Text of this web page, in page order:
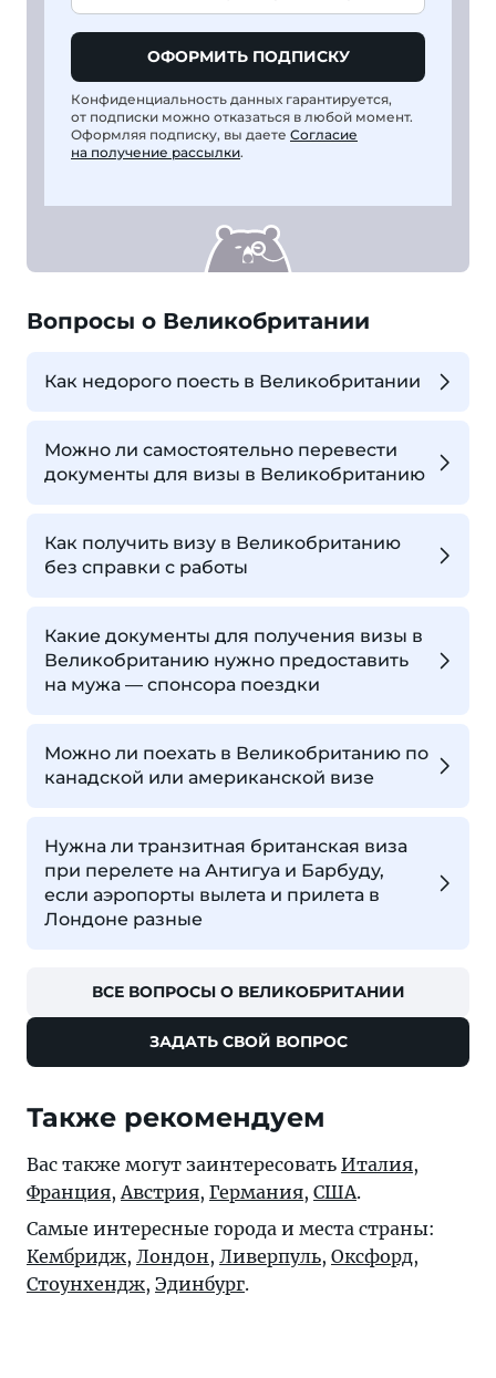
ОФОРМИТЬ ПОДПИСКУ
Конфиденциальность данных гарантируется,
от подписки можно отказаться в любой момент.
Оформляя подписку, вы даете Согласие
на получение рассылки.
Вопросы о Великобритании
Как недорого поесть в Великобритании
Можно ли самостоятельно перевести
документы для визы в Великобританию
Как получить визу в Великобританию
без справки с работы
Какие документы для получения визы в
Великобританию нужно предоставить
на мужа — спонсора поездки
Можно ли поехать в Великобританию по
канадской или американской визе
Нужна ли транзитная британская виза
при перелете на Антигуа и Барбуду,
если аэропорты вылета и прилета в
Лондоне разные
ВСЕ ВОПРОСЫ О ВЕЛИКОБРИТАНИИ
ЗАДАТЬ СВОЙ ВОПРОС
Также рекомендуем
Вас также могут заинтересовать Италия,
Франция,Австрия, Германия, США.
Самые интересные города и места страны:
Кембридж, Лондон, Ливерпуль, Оксфорд,
Стоунхендж, Эдинбург.